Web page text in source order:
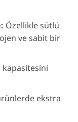
Özellikle sütlü
ve sabit bir
ekstra